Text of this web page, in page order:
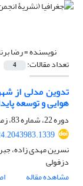
نویسنده =رضا
تعداد مقالات: 4
تدوین مدلی از
هوایی و توسعه
دوره 22، شماره 83، زمستان 1403، صفحه
نسرین مهدی زاده،
دزفولی
مشاهده مقاله